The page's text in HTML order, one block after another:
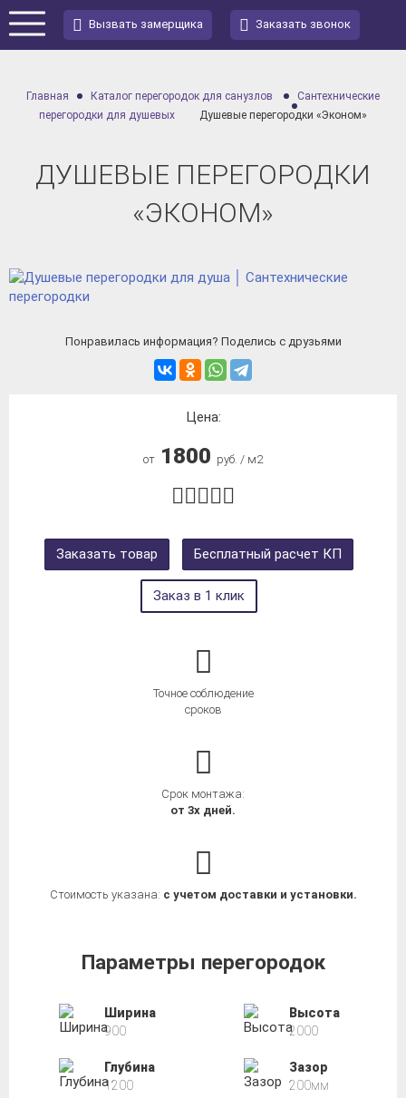
Вызвать замерщика Заказать звонок
Главная Каталог перегородок для санузлов
Сантехнические
перегородки для душевых
Душевые перегородки «Эконом»
ДУШЕВЫЕ ПЕРЕГОРОДКИ
«ЭКОНОМ»
Понравилась информация? Поделись с друзьями
Цена:
от 1800 руб. / м2
Заказать товар Бесплатный расчет КП
Заказ в 1 клик
Точное соблюдение
сроков
Срок монтажа:
от 3х дней.
Стоимость указана: с учетом доставки и установки.
Параметры перегородок
Ширина
900
Высота
2000
Глубина
1200
Зазор
200мм